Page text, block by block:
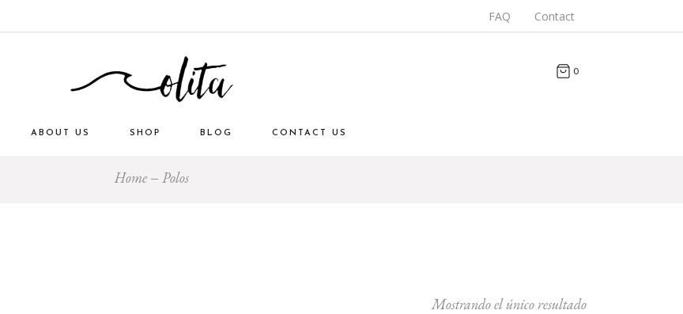
FAQ Contact
0
ABOUT US SHOP BLOG CONTACT US
Home Polos
Mostrando el único resultado